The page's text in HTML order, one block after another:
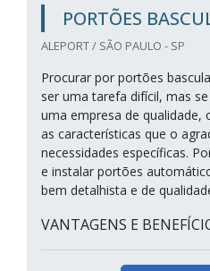
PORTÕES
ALEPORT / SÃO PAULO - SP
Procurar por portões
ser uma tarefa difícil, mas
uma empresa de
as características que o
necessidades específicas.
e instalar portões
bem detalhista e de
VANTAGENS E